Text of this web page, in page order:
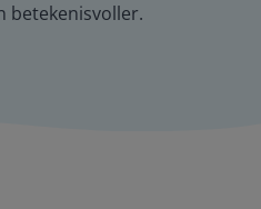
betekenisvoller.